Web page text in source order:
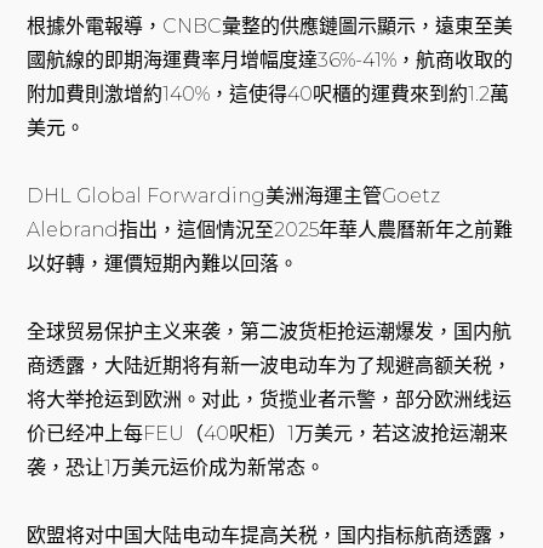
根據外電報導，CNBC彙整的供應鏈圖示顯示，遠東至美
國航線的即期海運費率月增幅度達36%-41%，航商收取的
附加費則激增約140%，這使得40呎櫃的運費來到約1.2萬
美元。
DHL Global Forwarding美洲海運主管Goetz
Alebrand指出，這個情況至2025年華人農曆新年之前難
以好轉，運價短期內難以回落。
全球贸易保护主义来袭，第二波货柜抢运潮爆发，国内航
商透露，大陆近期将有新一波电动车为了规避高额关税，
将大举抢运到欧洲。对此，货揽业者示警，部分欧洲线运
价已经冲上每FEU（40呎柜）1万美元，若这波抢运潮来
袭，恐让1万美元运价成为新常态。
欧盟将对中国大陆电动车提高关税，国内指标航商透露，